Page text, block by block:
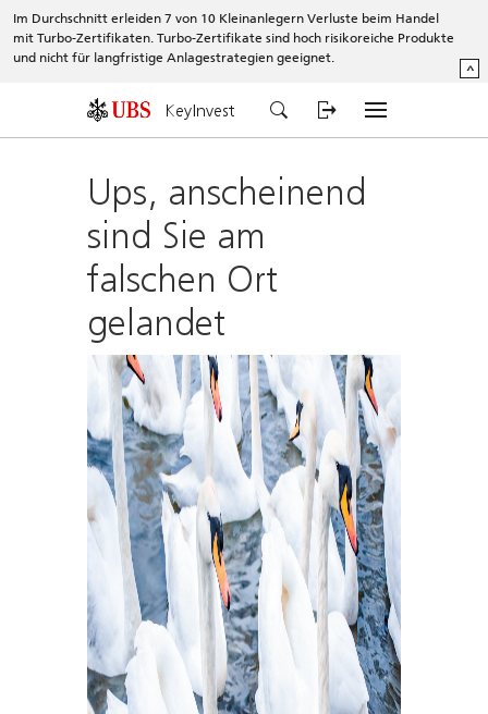
Im Durchschnitt erleiden 7 von 10 Kleinanlegern Verluste beim Handel
mit Turbo-Zertifikaten. Turbo-Zertifikate sind hoch risikoreiche Produkte
und nicht für langfristige Anlagestrategien geeignet.
^
KeyInvest
Ups, anscheinend
sind Sie am
falschen Ort
gelandet